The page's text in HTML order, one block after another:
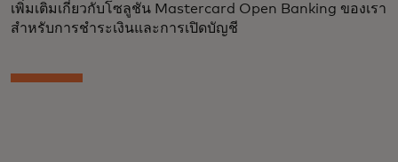
เพิ่มเติมเกี่ยวกับโซลูชัน Mastercard Open Banking ของเรา
สำหรับการชำระเงินและการเปิดบัญชี